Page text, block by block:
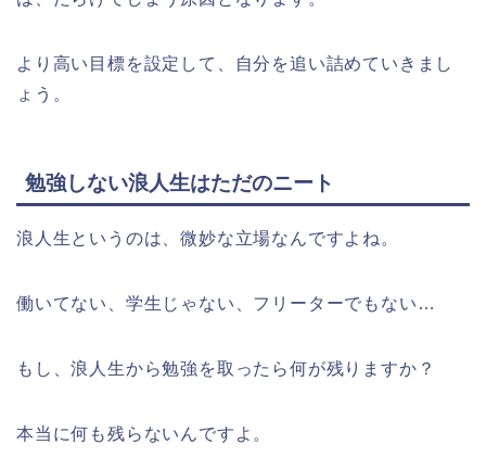
より高い目標を設定して、自分を追い詰めていきまし
ょう。
勉強しない浪人生はただのニート
浪人生というのは、微妙な立場なんですよね。
働いてない、学生じゃない、フリーターでもない…
もし、浪人生から勉強を取ったら何が残りますか？
本当に何も残らないんですよ。